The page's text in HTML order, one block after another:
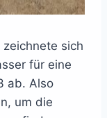
zeichnete sich
für eine
ab. Also
um die